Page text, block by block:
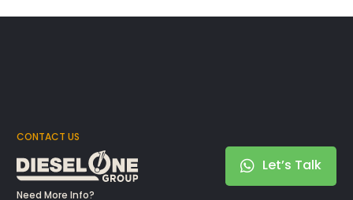
CONTACT US
Need More Info?
Let’s Talk